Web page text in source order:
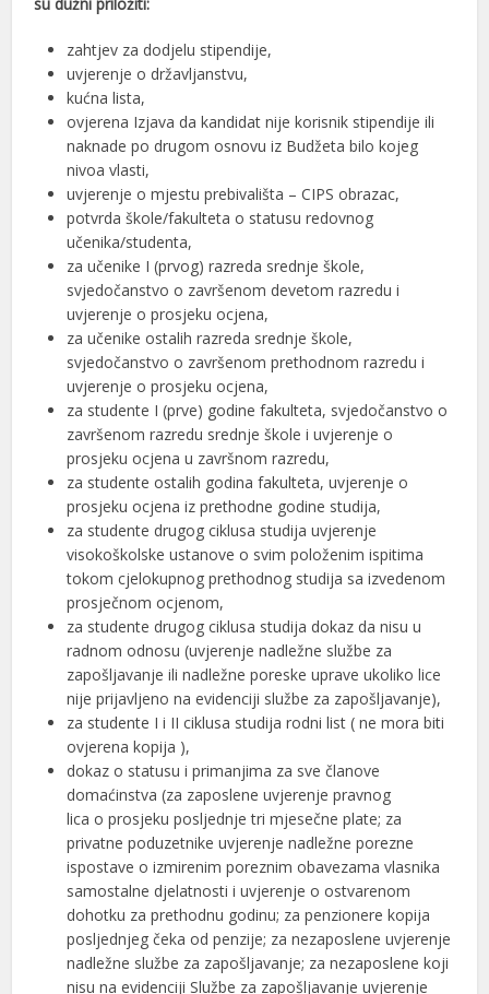
zahtjev za dodjelu stipendije,
uvjerenje o državljanstvu,
kućna lista,
ovjerena Izjava da kandidat nije korisnik stipendije ili
naknade po drugom osnovu iz Budžeta bilo kojeg
nivoa vlasti,
uvjerenje o mjestu prebivališta – CIPS obrazac,
potvrda škole/fakulteta o statusu redovnog
učenika/studenta,
za učenike I (prvog) razreda srednje škole,
svjedočanstvo o završenom devetom razredu i
uvjerenje o prosjeku ocjena,
za učenike ostalih razreda srednje škole,
svjedočanstvo o završenom prethodnom razredu i
uvjerenje o prosjeku ocjena,
za studente I (prve) godine fakulteta, svjedočanstvo o
završenom razredu srednje škole i uvjerenje o
prosjeku ocjena u završnom razredu,
za studente ostalih godina fakulteta, uvjerenje o
prosjeku ocjena iz prethodne godine studija,
za studente drugog ciklusa studija uvjerenje
visokoškolske ustanove o svim položenim ispitima
tokom cjelokupnog prethodnog studija sa izvedenom
prosječnom ocjenom,
za studente drugog ciklusa studija dokaz da nisu u
radnom odnosu (uvjerenje nadležne službe za
zapošljavanje ili nadležne poreske uprave ukoliko lice
nije prijavljeno na evidenciji službe za zapošljavanje),
za studente I i II ciklusa studija rodni list ( ne mora biti
ovjerena kopija ),
dokaz o statusu i primanjima za sve članove
domaćinstva (za zaposlene uvjerenje pravnog
lica o prosjeku posljednje tri mjesečne plate; za
privatne poduzetnike uvjerenje nadležne porezne
ispostave o izmirenim poreznim obavezama vlasnika
samostalne djelatnosti i uvjerenje o ostvarenom
dohotku za prethodnu godinu; za penzionere kopija
posljednjeg čeka od penzije; za nezaposlene uvjerenje
nadležne službe za zapošljavanje; za nezaposlene koji
nisu na evidenciji Službe za zapošljavanje uvjerenje